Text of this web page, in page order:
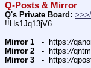
Q-Posts & Mirror
Q's Private Board:
!!Hs1Jq13jV6
Mirror 1
   -  https:
//
Mirror 2
   -  https:
//
Mirror 3
   -  https:
//